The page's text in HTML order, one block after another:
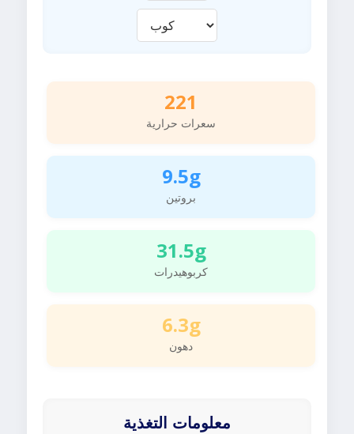
221
سعرات حرارية
9.5g
بروتين
31.5g
كربوهيدرات
6.3g
دهون
معلومات التغذية